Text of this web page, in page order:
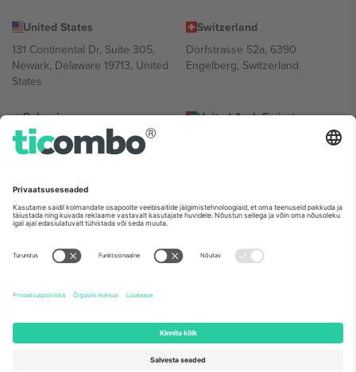
United States
131 Continental Dr, Suite 305,
Newark, Delaware 19713, United
States
Switzerland
Dorfstrasse 52a, 6390
Engelberg, Switzerland
Bulgaria
Regus Sofia City West, bul
Totleben 53-55, 1606 Sofia,
United Arab Emirates
UAE Dubai Silicon Oasis, DDP
Mexico
Av Chapultepec 360, Roma
Norte, Cuauhtémoc, 06700
Ciudad de México, CDMX,
sündmusest ja/või domeenist. Detailide jaoks vaata konkreetse
sündmuse lehte, impressumit ja tingimusi.,
2026 Ticombo. Kõik õigused kaitstud.